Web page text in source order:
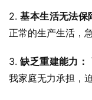
2. 基本生活无法保
正常的生产生活，
3. 缺乏重建能力：
我家庭无力承担，